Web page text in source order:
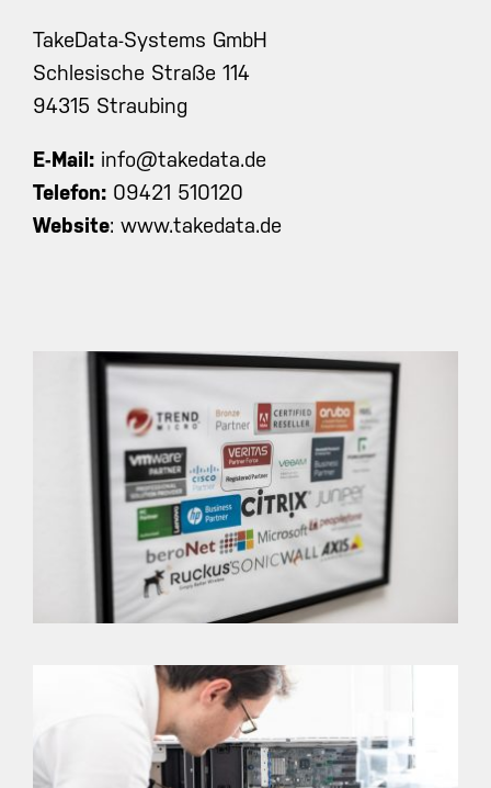
TakeData-Systems GmbH
Schlesische Straße 114
94315 Straubing
E-Mail: info@takedata.de
Telefon: 09421 510120
Website: www.takedata.de